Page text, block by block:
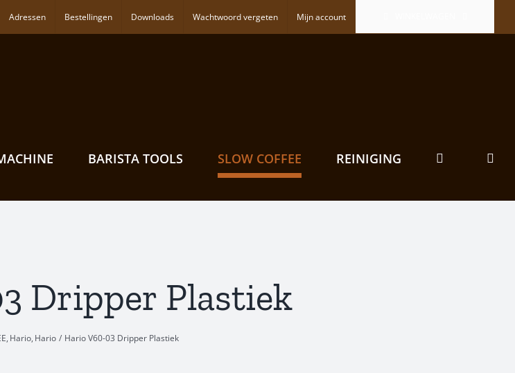
Adressen Bestellingen Downloads Wachtwoord vergeten Mijn account
BARISTA TOOLS SLOW COFFEE REINIGING
Dripper Plastiek
Hario Hario Hario V60-03 Dripper Plastiek